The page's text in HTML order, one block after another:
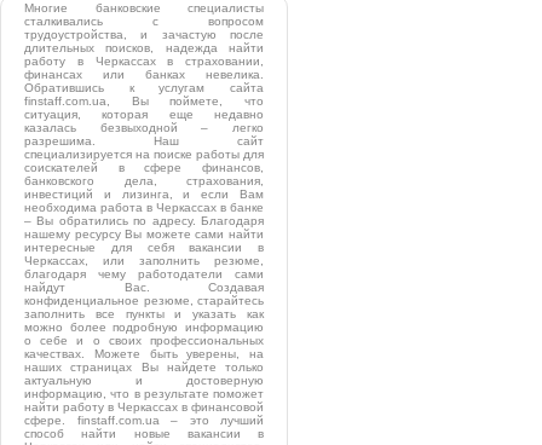
Многие банковские специалисты
сталкивались с вопросом
трудоустройства, и зачастую после
длительных поисков, надежда найти
работу в Черкассах в страховании,
финансах или банках невелика.
Обратившись к услугам сайта
finstaff.com.ua, Вы поймете, что
ситуация, которая еще недавно
казалась безвыходной – легко
разрешима. Наш сайт
специализируется на поиске работы для
соискателей в сфере финансов,
банковского дела, страхования,
инвестиций и лизинга, и если Вам
необходима работа в Черкассах в банке
– Вы обратились по адресу. Благодаря
нашему ресурсу Вы можете сами найти
интересные для себя вакансии в
Черкассах, или заполнить резюме,
благодаря чему работодатели сами
найдут Вас. Создавая
конфиденциальное резюме, старайтесь
заполнить все пункты и указать как
можно более подробную информацию
о себе и о своих профессиональных
качествах. Можете быть уверены, на
наших страницах Вы найдете только
актуальную и достоверную
информацию, что в результате поможет
найти работу в Черкассах в финансовой
сфере. finstaff.com.ua – это лучший
способ найти новые вакансии в